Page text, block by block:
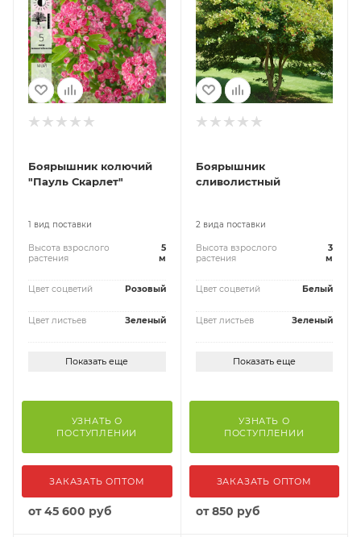
Боярышник колючий
"Пауль Скарлет"
1 вид поставки
Высота взрослого
растения
5
м
Цвет соцветий Розовый
Цвет листьев Зеленый
Показать еще
УЗНАТЬ О
ПОСТУПЛЕНИИ
ЗАКАЗАТЬ ОПТОМ
от45 600 руб
Боярышник
сливолистный
2 вида поставки
Высота взрослого
растения
3
м
Цвет соцветий Белый
Цвет листьев Зеленый
Показать еще
УЗНАТЬ О
ПОСТУПЛЕНИИ
ЗАКАЗАТЬ ОПТОМ
от850 руб